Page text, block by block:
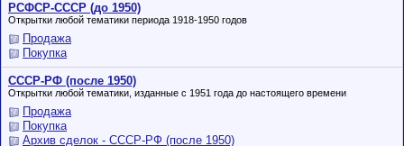
РСФСР-СССР (до 1950)
Открытки любой тематики периода 1918-1950 годов
Продажа
Покупка
СССР-РФ (после 1950)
Открытки любой тематики, изданные с 1951 года до настоящего времени
Продажа
Покупка
Архив сделок - СССР-РФ (после 1950)